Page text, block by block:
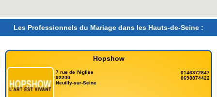
Les Professionnels du Mariage dans les Hauts-de-Seine :
Hopshow
7 rue de l'église
92200
Neuilly-sur-Seine
0146372847
0698874422